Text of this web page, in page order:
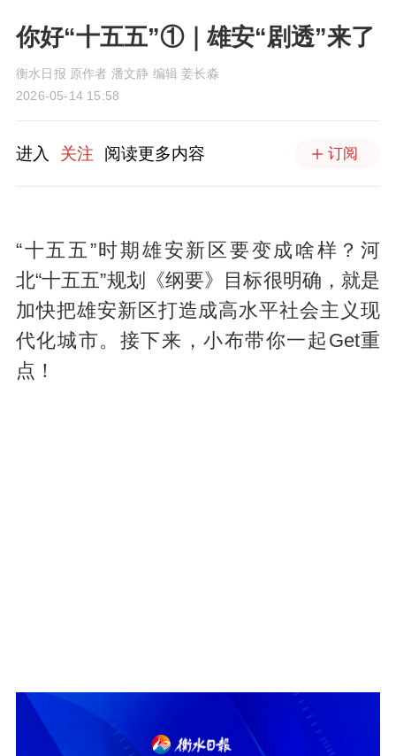
你好“十五五”①｜雄安“剧透”来了
衡水日报 原作者 潘文静 编辑 姜长淼
2026-05-14 15:58
进入 关注 阅读更多内容 订阅
“十五五”时期雄安新区要变成啥样？河
北“十五五”规划《纲要》目标很明确，就是
加快把雄安新区打造成高水平社会主义现
代化城市。接下来，小布带你一起Get重
点！